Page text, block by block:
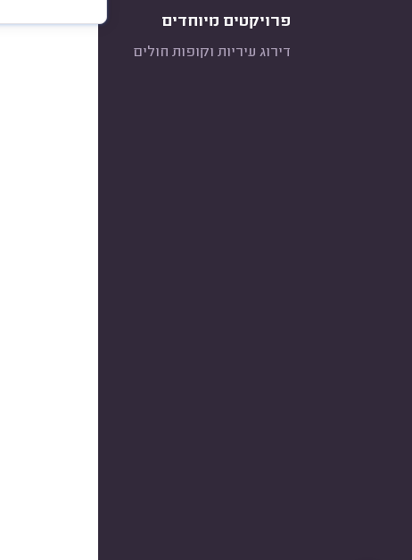
פרויקטים מיוחדים
דירוג עיריות וקופות חולים